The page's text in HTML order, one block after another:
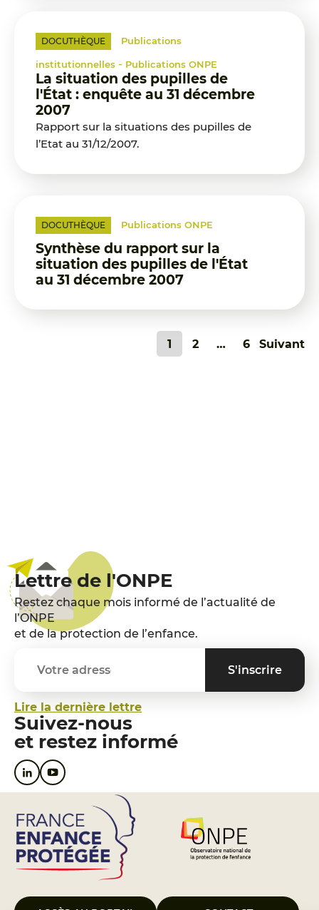
DOCUTHÈQUE Publications
institutionnelles - Publications ONPE
La situation des pupilles de
l'État : enquête au 31 décembre
2007
Rapport sur la situations des pupilles de
l’Etat au 31/12/2007.
DOCUTHÈQUE Publications ONPE
Synthèse du rapport sur la
situation des pupilles de l'État
au 31 décembre 2007
1 2 … 6 Suivant
Lettre de l'ONPE
Restez chaque mois informé de l’actualité de
l’ONPE
et de la protection de l’enfance.
Lire la dernière lettre
Suivez-nous
et restez informé